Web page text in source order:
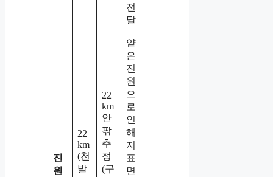
전
달
진
원
22
km
(천
발
22
km
안
팎
추
정
(구
얕
은
진
원
으
로
인
해
지
표
면